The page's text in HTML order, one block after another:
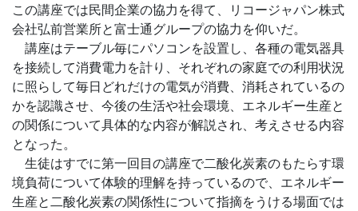
この講座では民間企業の協力を得て、リコージャパン株式
会社弘前営業所と富士通グループの協力を仰いだ。
講座はテーブル毎にパソコンを設置し、各種の電気器具
を接続して消費電力を計り、それぞれの家庭での利用状況
に照らして毎日どれだけの電気が消費、消耗されているの
かを認識させ、今後の生活や社会環境、エネルギー生産と
の関係について具体的な内容が解説され、考えさせる内容
となった。
生徒はすでに第一回目の講座で二酸化炭素のもたらす環
境負荷について体験的理解を持っているので、エネルギー
生産と二酸化炭素の関係性について指摘をうける場面では